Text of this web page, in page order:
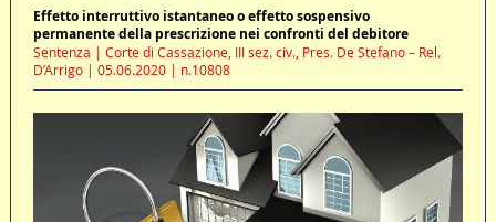
Effetto interruttivo istantaneo o effetto sospensivo
permanente della prescrizione nei confronti del debitore
Sentenza | Corte di Cassazione, III sez. civ., Pres. De Stefano – Rel.
D’Arrigo | 05.06.2020 | n.10808